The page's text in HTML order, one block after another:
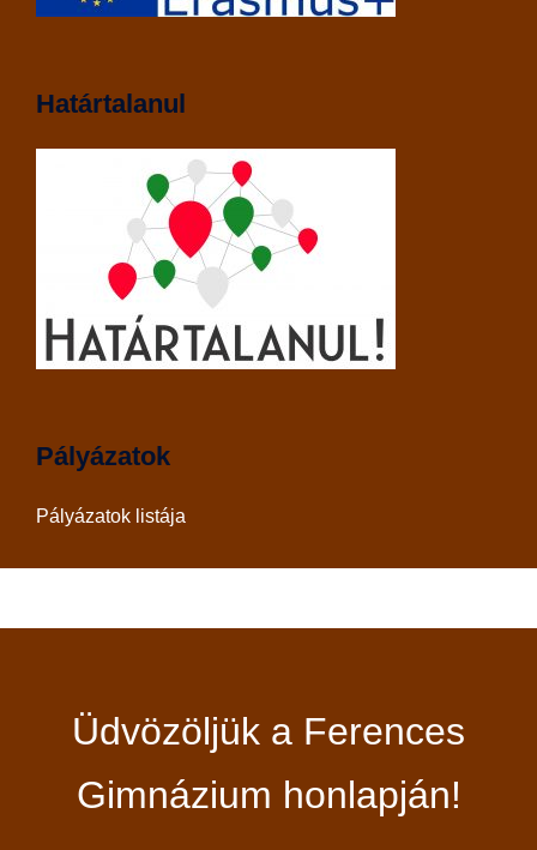
Határtalanul
Pályázatok
Pályázatok listája
Üdvözöljük a Ferences
Gimnázium honlapján!